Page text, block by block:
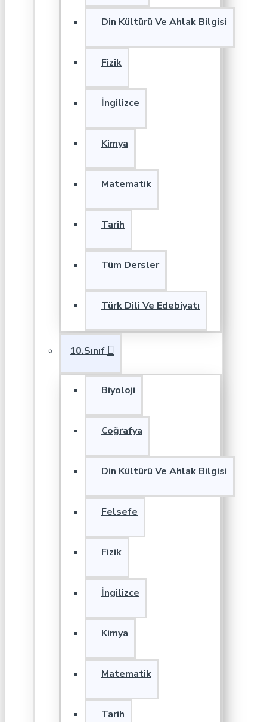
Din Kültürü Ve Ahlak Bilgisi
Fizik
İngilizce
Kimya
Matematik
Tarih
Tüm Dersler
Türk Dili Ve Edebiyatı
10.Sınıf
Biyoloji
Coğrafya
Din Kültürü Ve Ahlak Bilgisi
Felsefe
Fizik
İngilizce
Kimya
Matematik
Tarih